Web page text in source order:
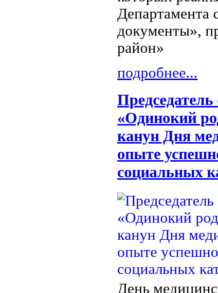
Департамента
документы»,
район»
подробнее...
«Одинокий
канун Дня
опыте
социальных
День